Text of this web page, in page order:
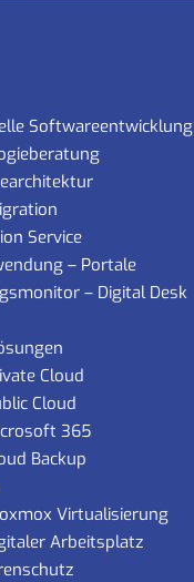
Softwareentwicklung
Service
– Portale
– Digital Desk
Cloud
Cloud
365
Backup
Virtualisierung
Arbeitsplatz